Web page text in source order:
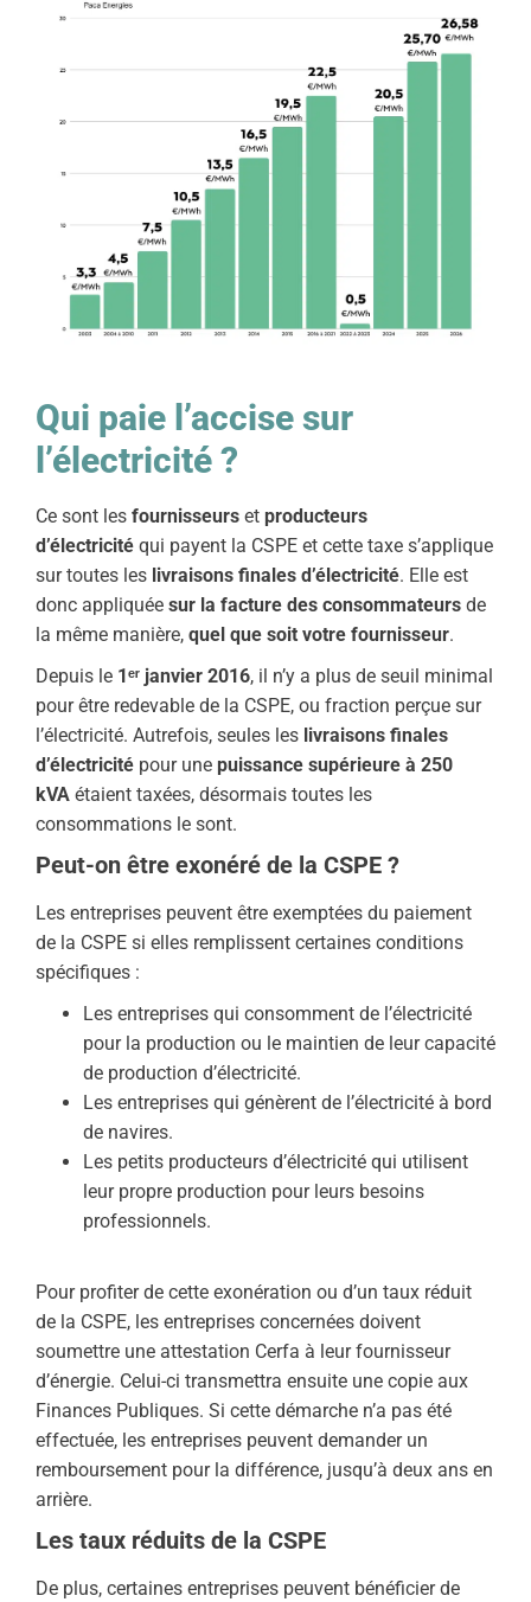
Qui paie l’accise sur
l’électricité ?
Ce sont les fournisseurs et producteurs
d’électricité qui payent la CSPE et cette taxe s’applique
sur toutes les livraisons finales d’électricité. Elle est
donc appliquée sur la facture des consommateurs de
la même manière, quel que soit votre fournisseur.
Depuis le 1ᵉʳ janvier 2016, il n’y a plus de seuil minimal
pour être redevable de la CSPE, ou fraction perçue sur
l’électricité. Autrefois, seules les livraisons finales
d’électricité pour une puissance supérieure à 250
kVA étaient taxées, désormais toutes les
consommations le sont.
Peut-on être exonéré de la CSPE ?
Les entreprises peuvent être exemptées du paiement
de la CSPE si elles remplissent certaines conditions
spécifiques :
Les entreprises qui consomment de l’électricité
pour la production ou le maintien de leur capacité
de production d’électricité.
Les entreprises qui génèrent de l’électricité à bord
de navires.
Les petits producteurs d’électricité qui utilisent
leur propre production pour leurs besoins
professionnels.
Pour profiter de cette exonération ou d’un taux réduit
de la CSPE, les entreprises concernées doivent
soumettre une attestation Cerfa à leur fournisseur
d’énergie. Celui-ci transmettra ensuite une copie aux
Finances Publiques. Si cette démarche n’a pas été
effectuée, les entreprises peuvent demander un
remboursement pour la différence, jusqu’à deux ans en
arrière.
Les taux réduits de la CSPE
De plus, certaines entreprises peuvent bénéficier de